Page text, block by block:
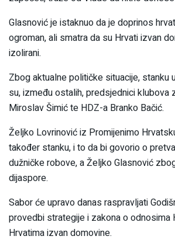
Glasnović je istaknuo da je doprinos
ogroman, ali smatra da su Hrvati izvan
izolirani.
Zbog aktualne političke situacije, stanku
su, između ostalih, predsjednici klubova
Miroslav Šimić te HDZ-a Branko Bačić.
Željko Lovrinović iz Promijenimo
također stanku, i to da bi govorio o
dužničke robove, a Željko Glasnović
dijaspore.
Sabor će upravo danas raspravljati
provedbi strategije i zakona o odnosima
Hrvatima izvan domovine.